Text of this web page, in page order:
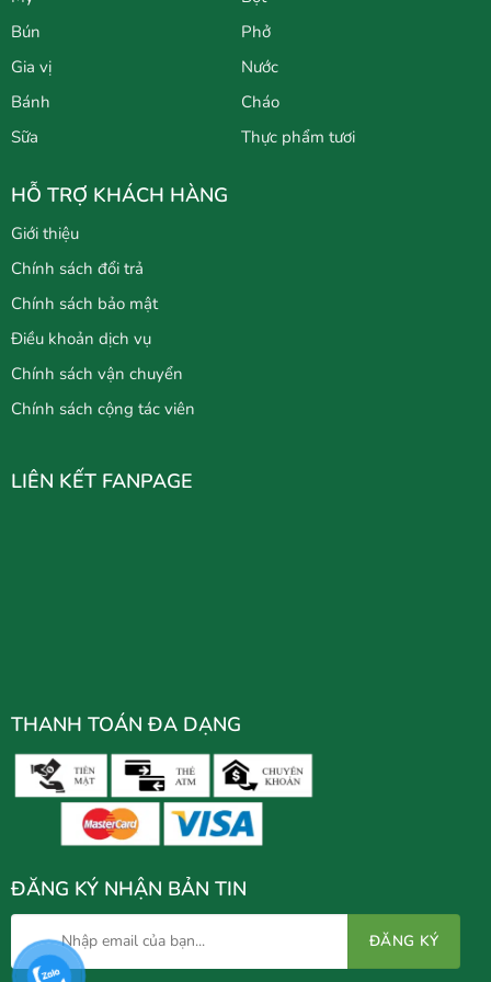
Bún
Phở
Gia vị
Nước
Bánh
Cháo
Sữa
Thực phẩm tươi
HỖ TRỢ KHÁCH HÀNG
Giới thiệu
Chính sách đổi trả
Chính sách bảo mật
Điều khoản dịch vụ
Chính sách vận chuyển
Chính sách cộng tác viên
LIÊN KẾT FANPAGE
THANH TOÁN ĐA DẠNG
ĐĂNG KÝ NHẬN BẢN TIN